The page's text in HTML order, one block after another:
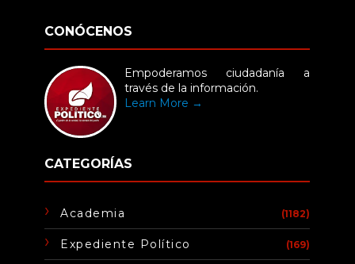
CONÓCENOS
Empoderamos ciudadanía a
través de la información.
Learn More →
CATEGORÍAS
Academia (1182)
Expediente Político (169)